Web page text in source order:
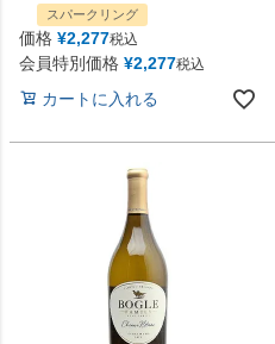
スパークリング
価格 ¥2,277税込
会員特別価格 ¥2,277税込
カートに入れる